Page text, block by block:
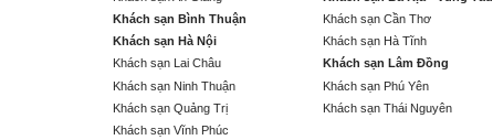
Khách sạn Bình Thuận
Khách sạn Cần Thơ
Khách sạn Hà Nội
Khách sạn Hà Tĩnh
Khách sạn Lai Châu
Khách sạn Lâm Đồng
Khách sạn Ninh Thuận
Khách sạn Phú Yên
Khách sạn Quảng Trị
Khách sạn Thái Nguyên
Khách sạn Vĩnh Phúc